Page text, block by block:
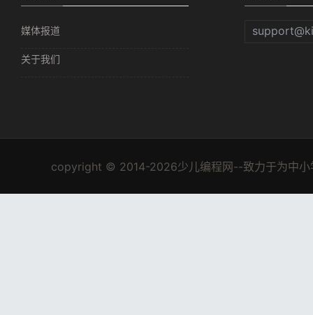
媒体报道
关于我们
copyright © 2014-2026少儿编程网--致力于为中小